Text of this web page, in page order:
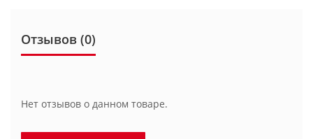
Отзывов (0)
Нет отзывов о данном товаре.